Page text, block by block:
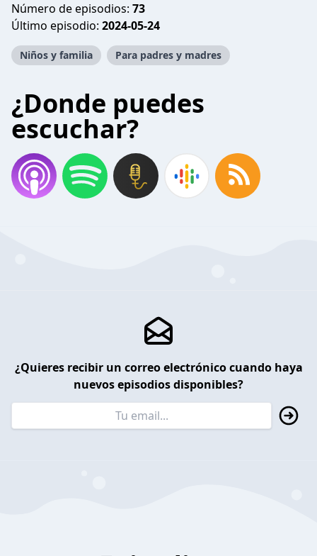
Número de episodios: 73
Último episodio: 2024-05-24
Niños y familia Para padres y madres
¿Donde puedes
escuchar?
¿Quieres recibir un correo electrónico cuando haya
nuevos episodios disponibles?